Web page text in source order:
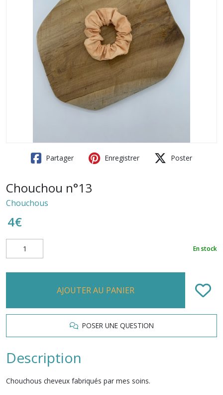
Partager Enregistrer Poster
Chouchou n°13
Chouchous
4€
En stock
AJOUTER AU PANIER
POSER UNE QUESTION
Description
Chouchous cheveux fabriqués par mes soins.